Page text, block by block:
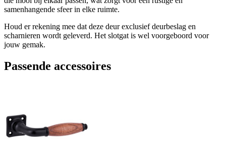
samenhangende sfeer in elke ruimte.
Houd er rekening mee dat deze deur exclusief deurbeslag en
scharnieren wordt geleverd. Het slotgat is wel voorgeboord voor
jouw gemak.
Passende accessoires